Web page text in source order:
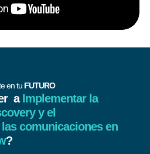
en tu FUTURO
aImplementar la
y el
comunicaciones en
?